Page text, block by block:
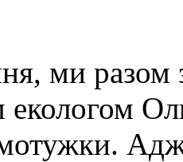
ми
екологом